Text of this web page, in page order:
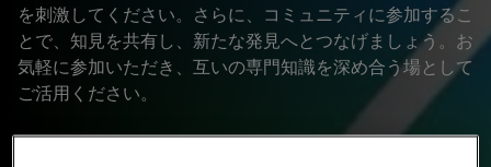
を刺激してください。さらに、コミュニティに参加するこ
とで、知見を共有し、新たな発見へとつなげましょう。お
気軽に参加いただき、互いの専門知識を深め合う場として
ご活用ください。